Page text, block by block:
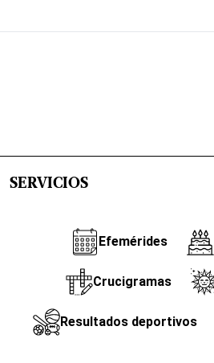
SERVICIOS
Efemérides
Crucigramas
Resultados deportivos